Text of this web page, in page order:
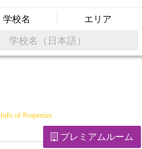
学校名 エリア
Info of Properties
プレミアムルーム